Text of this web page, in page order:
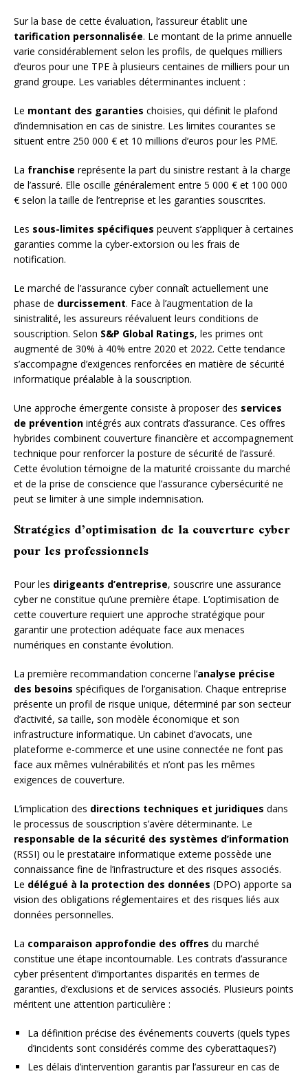
Sur la base de cette évaluation, l’assureur établit une
tarification personnalisée. Le montant de la prime annuelle
varie considérablement selon les profils, de quelques milliers
d’euros pour une TPE à plusieurs centaines de milliers pour un
grand groupe. Les variables déterminantes incluent :
Le montant des garanties choisies, qui définit le plafond
d’indemnisation en cas de sinistre. Les limites courantes se
situent entre 250 000 € et 10 millions d’euros pour les PME.
La franchise représente la part du sinistre restant à la charge
de l’assuré. Elle oscille généralement entre 5 000 € et 100 000
€ selon la taille de l’entreprise et les garanties souscrites.
Les sous-limites spécifiques peuvent s’appliquer à certaines
garanties comme la cyber-extorsion ou les frais de
notification.
Le marché de l’assurance cyber connaît actuellement une
phase de durcissement. Face à l’augmentation de la
sinistralité, les assureurs réévaluent leurs conditions de
souscription. Selon S&P Global Ratings, les primes ont
augmenté de 30% à 40% entre 2020 et 2022. Cette tendance
s’accompagne d’exigences renforcées en matière de sécurité
informatique préalable à la souscription.
Une approche émergente consiste à proposer des services
de prévention intégrés aux contrats d’assurance. Ces offres
hybrides combinent couverture financière et accompagnement
technique pour renforcer la posture de sécurité de l’assuré.
Cette évolution témoigne de la maturité croissante du marché
et de la prise de conscience que l’assurance cybersécurité ne
peut se limiter à une simple indemnisation.
Stratégies d’optimisation de la couverture cyber
pour les professionnels
Pour les dirigeants d’entreprise, souscrire une assurance
cyber ne constitue qu’une première étape. L’optimisation de
cette couverture requiert une approche stratégique pour
garantir une protection adéquate face aux menaces
numériques en constante évolution.
La première recommandation concerne l’analyse précise
des besoins spécifiques de l’organisation. Chaque entreprise
présente un profil de risque unique, déterminé par son secteur
d’activité, sa taille, son modèle économique et son
infrastructure informatique. Un cabinet d’avocats, une
plateforme e-commerce et une usine connectée ne font pas
face aux mêmes vulnérabilités et n’ont pas les mêmes
exigences de couverture.
L’implication des directions techniques et juridiques dans
le processus de souscription s’avère déterminante. Le
responsable de la sécurité des systèmes d’information
(RSSI) ou le prestataire informatique externe possède une
connaissance fine de l’infrastructure et des risques associés.
Le délégué à la protection des données (DPO) apporte sa
vision des obligations réglementaires et des risques liés aux
données personnelles.
La comparaison approfondie des offres du marché
constitue une étape incontournable. Les contrats d’assurance
cyber présentent d’importantes disparités en termes de
garanties, d’exclusions et de services associés. Plusieurs points
méritent une attention particulière :
La définition précise des événements couverts (quels types
d’incidents sont considérés comme des cyberattaques?)
Les délais d’intervention garantis par l’assureur en cas de